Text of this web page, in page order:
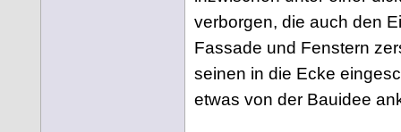
verborgen, die auch den
Fassade und Fenstern
seinen in die Ecke
etwas von der Bauidee